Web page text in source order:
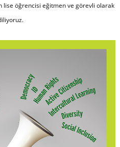
lise öğrencisi eğitmen ve görevli olarak